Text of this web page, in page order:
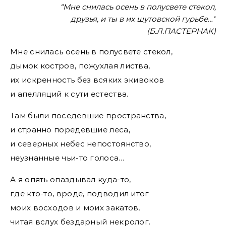
“Мне снилась осень в полусвете стекол,
друзья, и ты в их шутовской гурьбе…”
(Б.Л.ПАСТЕРНАК)
Мне снилась осень в полусвете стекол,
дымок костров, пожухлая листва,
их искренность без всяких экивоков
и апелляций к сути естества.
Там были поседевшие пространства,
и странно поредевшие леса,
и северных небес непостоянство,
неузнанные чьи-то голоса…
А я опять опаздывал куда-то,
где кто-то, вроде, подводил итог
моих восходов и моих закатов,
читая вслух бездарный некролог.